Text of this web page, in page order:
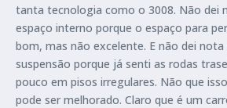
tanta tecnologia como o 3008. Não dei
espaço interno porque o espaço para
bom, mas não excelente. E não dei
suspensão porque já senti as rodas
pouco em pisos irregulares. Não que
pode ser melhorado. Claro que é um